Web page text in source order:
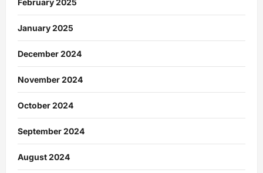
January 2025
December 2024
November 2024
October 2024
September 2024
August 2024